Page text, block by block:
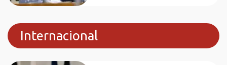
Internacional